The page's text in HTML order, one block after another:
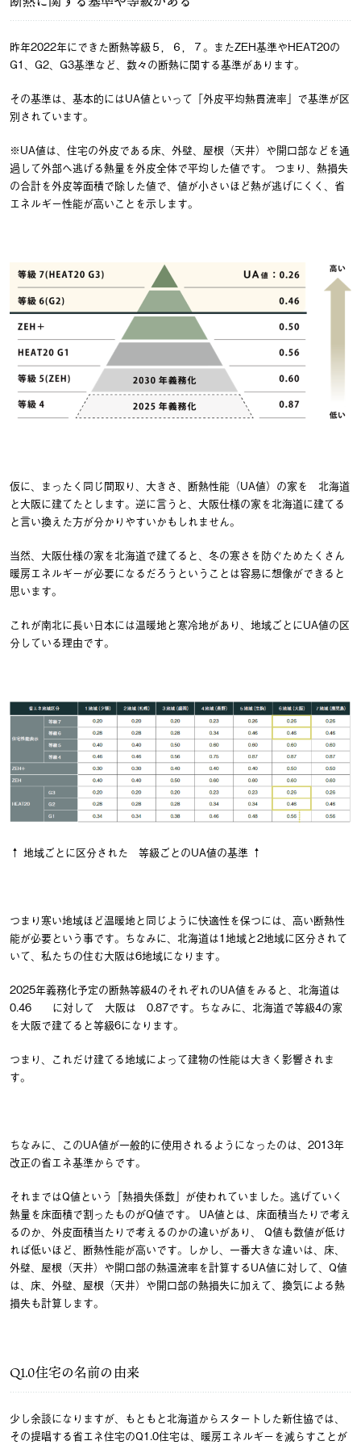
昨年2022年にできた断熱等級５，６，７。またZEH基準やHEAT20の
G1、G2、G3基準など、数々の断熱に関する基準があります。
その基準は、基本的にはUA値といって「外皮平均熱貫流率」で基準が区
別されています。
※UA値は、住宅の外皮である床、外壁、屋根（天井）や開口部などを通
過して外部へ逃げる熱量を外皮全体で平均した値です。 つまり、熱損失
の合計を外皮等面積で除した値で、値が小さいほど熱が逃げにくく、省
エネルギー性能が高いことを示します。
仮に、まったく同じ間取り、大きさ、断熱性能（UA値）の家を 北海道
と大阪に建てたとします。逆に言うと、大阪仕様の家を北海道に建てる
と言い換えた方が分かりやすいかもしれません。
当然、大阪仕様の家を北海道で建てると、冬の寒さを防ぐためたくさん
暖房エネルギーが必要になるだろうということは容易に想像ができると
思います。
これが南北に長い日本には温暖地と寒冷地があり、地域ごとにUA値の区
分している理由です。
↑ 地域ごとに区分された 等級ごとのUA値の基準 ↑
つまり寒い地域ほど温暖地と同じように快適性を保つには、高い断熱性
能が必要という事です。ちなみに、北海道は1地域と2地域に区分されて
いて、私たちの住む大阪は6地域になります。
2025年義務化予定の断熱等級4のそれぞれのUA値をみると、北海道は
0.46 に対して 大阪は 0.87です。ちなみに、北海道で等級4の家
を大阪で建てると等級6になります。
つまり、これだけ建てる地域によって建物の性能は大きく影響されま
す。
ちなみに、このUA値が一般的に使用されるようになったのは、2013年
改正の省エネ基準からです。
それまではQ値という「熱損失係数」が使われていました。逃げていく
熱量を床面積で割ったものがQ値です。 UA値とは、床面積当たりで考え
るのか、外皮面積当たりで考えるのかの違いがあり、 Q値も数値が低け
れば低いほど、断熱性能が高いです。しかし、一番大きな違いは、床、
外壁、屋根（天井）や開口部の熱還流率を計算するUA値に対して、Q値
は、床、外壁、屋根（天井）や開口部の熱損失に加えて、換気による熱
損失も計算します。
Q1.0住宅の名前の由来
少し余談になりますが、もともと北海道からスタートした新住協では、
その提唱する省エネ住宅のQ1.0住宅は、暖房エネルギーを減らすことが